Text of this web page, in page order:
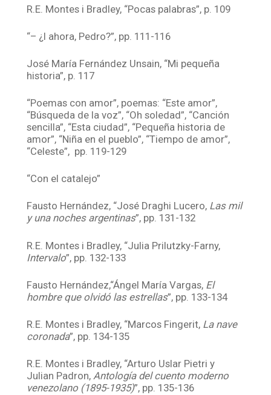
R.E. Montes i Bradley, “Pocas palabras”, p. 109
“– ¿I ahora, Pedro?”, pp. 111-116
José María Fernández Unsain, “Mi pequeña
historia”, p. 117
“Poemas con amor”, poemas: “Este amor”,
“Búsqueda de la voz”, “Oh soledad”, “Canción
sencilla”, “Esta ciudad”, “Pequeña historia de
amor”, “Niña en el pueblo”, “Tiempo de amor”,
“Celeste”, pp. 119-129
“Con el catalejo”
Fausto Hernández, “José Draghi Lucero, Las mil
y una noches argentinas”, pp. 131-132
R.E. Montes i Bradley, “Julia Prilutzky-Farny,
Intervalo”, pp. 132-133
Fausto Hernández,“Ángel María Vargas, El
hombre que olvidó las estrellas”, pp. 133-134
R.E. Montes i Bradley, “Marcos Fingerit, La nave
coronada”, pp. 134-135
R.E. Montes i Bradley, “Arturo Uslar Pietri y
Julian Padron,Antología del cuento moderno
venezolano (1895-1935)”, pp. 135-136